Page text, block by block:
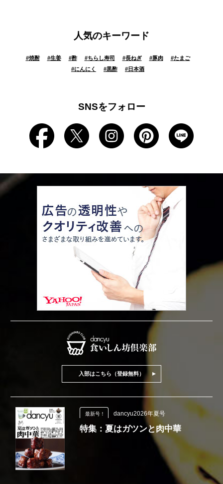
人気のキーワード
#焼酎 #生姜 #酢 #ちらし寿司 #長ねぎ #豚肉 #たまご
#にんにく #黒酢 #日本酒
SNSをフォロー
入部はこちら（登録無料）
最新号！ dancyu2026年夏号
特集：夏はガツンと肉中華